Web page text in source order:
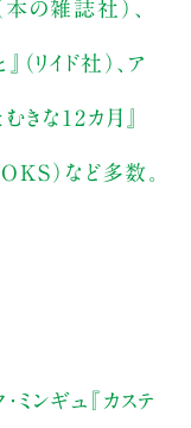
本の雑誌社）、
（リイド社）、ア
きな12カ月』
）など多数。
ンギュ『カステ